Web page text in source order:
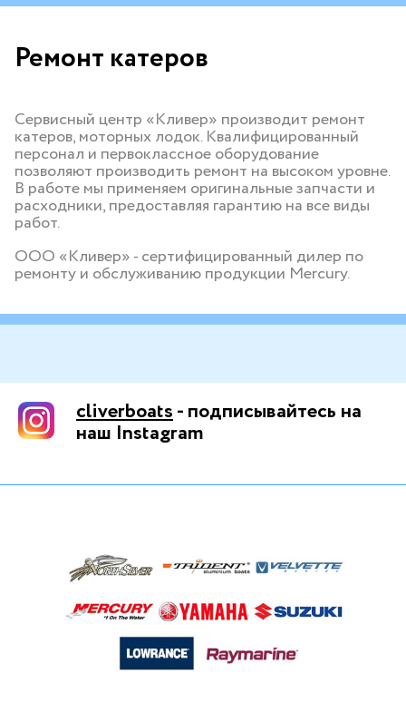
Ремонт катеров
Сервисный центр «Кливер» производит ремонт
катеров, моторных лодок. Квалифицированный
персонал и первоклассное оборудование
позволяют производить ремонт на высоком уровне.
В работе мы применяем оригинальные запчасти и
расходники, предоставляя гарантию на все виды
работ.
ООО «Кливер» - сертифицированный дилер по
ремонту и обслуживанию продукции Mercury.
cliverboats- подписывайтесь на
наш Instagram